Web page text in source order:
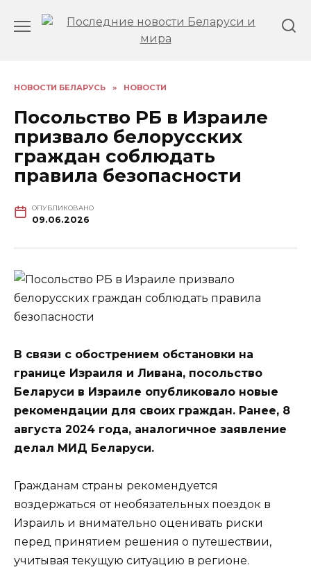
НОВОСТИ БЕЛАРУСЬ » НОВОСТИ
Посольство РБ в Израиле
призвало белорусских
граждан соблюдать
правила безопасности
ОПУБЛИКОВАНО
09.06.2026
В связи с обострением обстановки на
границе Израиля и Ливана, посольство
Беларуси в Израиле опубликовало новые
рекомендации для своих граждан. Ранее, 8
августа 2024 года, аналогичное заявление
делал МИД Беларуси.
Гражданам страны рекомендуется
воздержаться от необязательных поездок в
Израиль и внимательно оценивать риски
перед принятием решения о путешествии,
учитывая текущую ситуацию в регионе.